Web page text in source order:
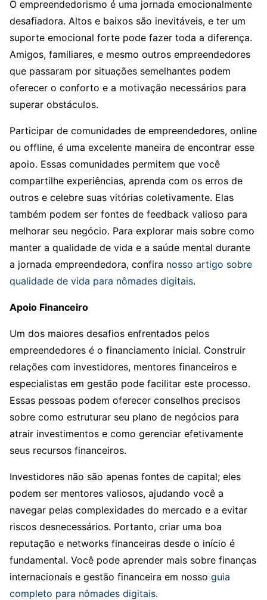
O empreendedorismo é uma jornada emocionalmente
desafiadora. Altos e baixos são inevitáveis, e ter um
suporte emocional forte pode fazer toda a diferença.
Amigos, familiares, e mesmo outros empreendedores
que passaram por situações semelhantes podem
oferecer o conforto e a motivação necessários para
superar obstáculos.
Participar de comunidades de empreendedores, online
ou offline, é uma excelente maneira de encontrar esse
apoio. Essas comunidades permitem que você
compartilhe experiências, aprenda com os erros de
outros e celebre suas vitórias coletivamente. Elas
também podem ser fontes de feedback valioso para
melhorar seu negócio. Para explorar mais sobre como
manter a qualidade de vida e a saúde mental durante
a jornada empreendedora, confira nosso artigo sobre
qualidade de vida para nômades digitais.
Apoio Financeiro
Um dos maiores desafios enfrentados pelos
empreendedores é o financiamento inicial. Construir
relações com investidores, mentores financeiros e
especialistas em gestão pode facilitar este processo.
Essas pessoas podem oferecer conselhos precisos
sobre como estruturar seu plano de negócios para
atrair investimentos e como gerenciar efetivamente
seus recursos financeiros.
Investidores não são apenas fontes de capital; eles
podem ser mentores valiosos, ajudando você a
navegar pelas complexidades do mercado e a evitar
riscos desnecessários. Portanto, criar uma boa
reputação e networks financeiras desde o início é
fundamental. Você pode aprender mais sobre finanças
internacionais e gestão financeira em nosso guia
completo para nômades digitais.